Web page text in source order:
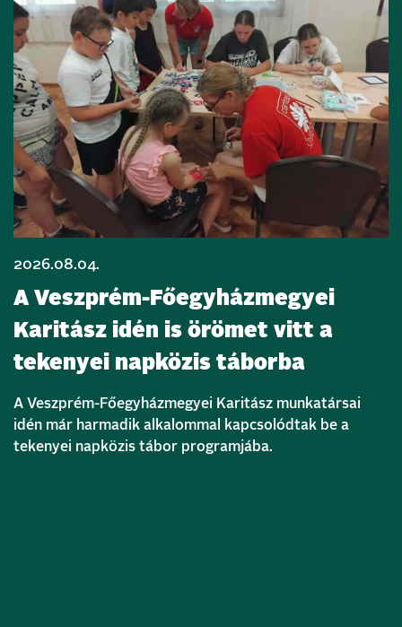
2026.08.04.
A Veszprém-Főegyházmegyei
Karitász idén is örömet vitt a
tekenyei napközis táborba
A Veszprém-Főegyházmegyei Karitász munkatársai
idén már harmadik alkalommal kapcsolódtak be a
tekenyei napközis tábor programjába.